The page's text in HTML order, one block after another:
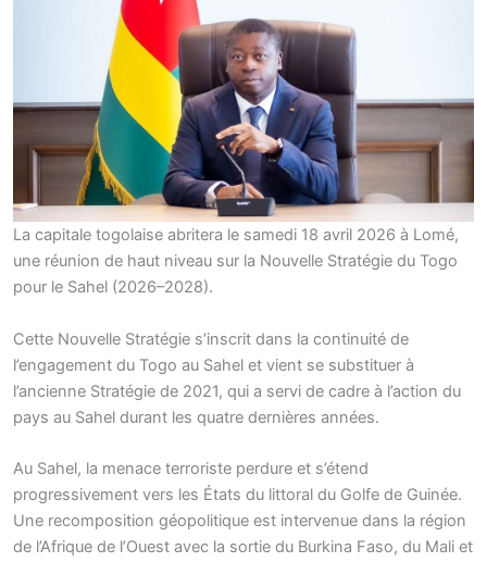
La capitale togolaise abritera le samedi 18 avril 2026 à Lomé,
une réunion de haut niveau sur la Nouvelle Stratégie du Togo
pour le Sahel (2026–2028).
Cette Nouvelle Stratégie s’inscrit dans la continuité de
l’engagement du Togo au Sahel et vient se substituer à
l’ancienne Stratégie de 2021, qui a servi de cadre à l’action du
pays au Sahel durant les quatre dernières années.
Au Sahel, la menace terroriste perdure et s’étend
progressivement vers les États du littoral du Golfe de Guinée.
Une recomposition géopolitique est intervenue dans la région
de l’Afrique de l’Ouest avec la sortie du Burkina Faso, du Mali et